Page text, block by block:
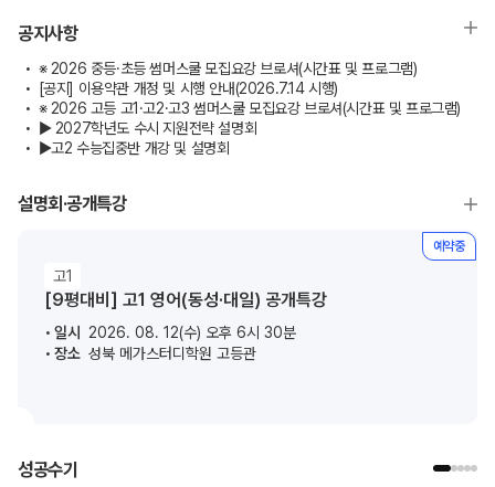
공지사항
※ 2026 중등·초등 썸머스쿨 모집요강 브로셔(시간표 및 프로그램)
[공지] 이용약관 개정 및 시행 안내(2026.7.14 시행)
※ 2026 고등 고1·고2·고3 썸머스쿨 모집요강 브로셔(시간표 및 프로그램)
▶ 2027학년도 수시 지원전략 설명회
▶고2 수능집중반 개강 및 설명회
설명회·공개특강
고1
[9평대비] 고1 영어(동성·대일) 공개특강
일시
2026. 08. 12(수) 오후 6시 30분
장소 성북 메가스터디학원 고등관
예약중
성공수기